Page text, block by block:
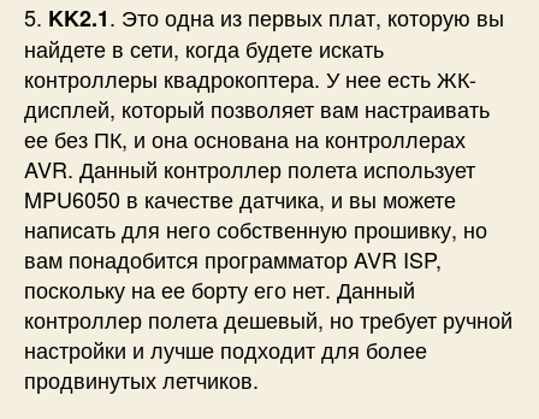
5. KK2.1. Это одна из первых плат, которую вы
найдете в сети, когда будете искать
контроллеры квадрокоптера. У нее есть ЖК-
дисплей, который позволяет вам настраивать
ее без ПК, и она основана на контроллерах
AVR. Данный контроллер полета использует
MPU6050 в качестве датчика, и вы можете
написать для него собственную прошивку, но
вам понадобится программатор AVR ISP,
поскольку на ее борту его нет. Данный
контроллер полета дешевый, но требует ручной
настройки и лучше подходит для более
продвинутых летчиков.